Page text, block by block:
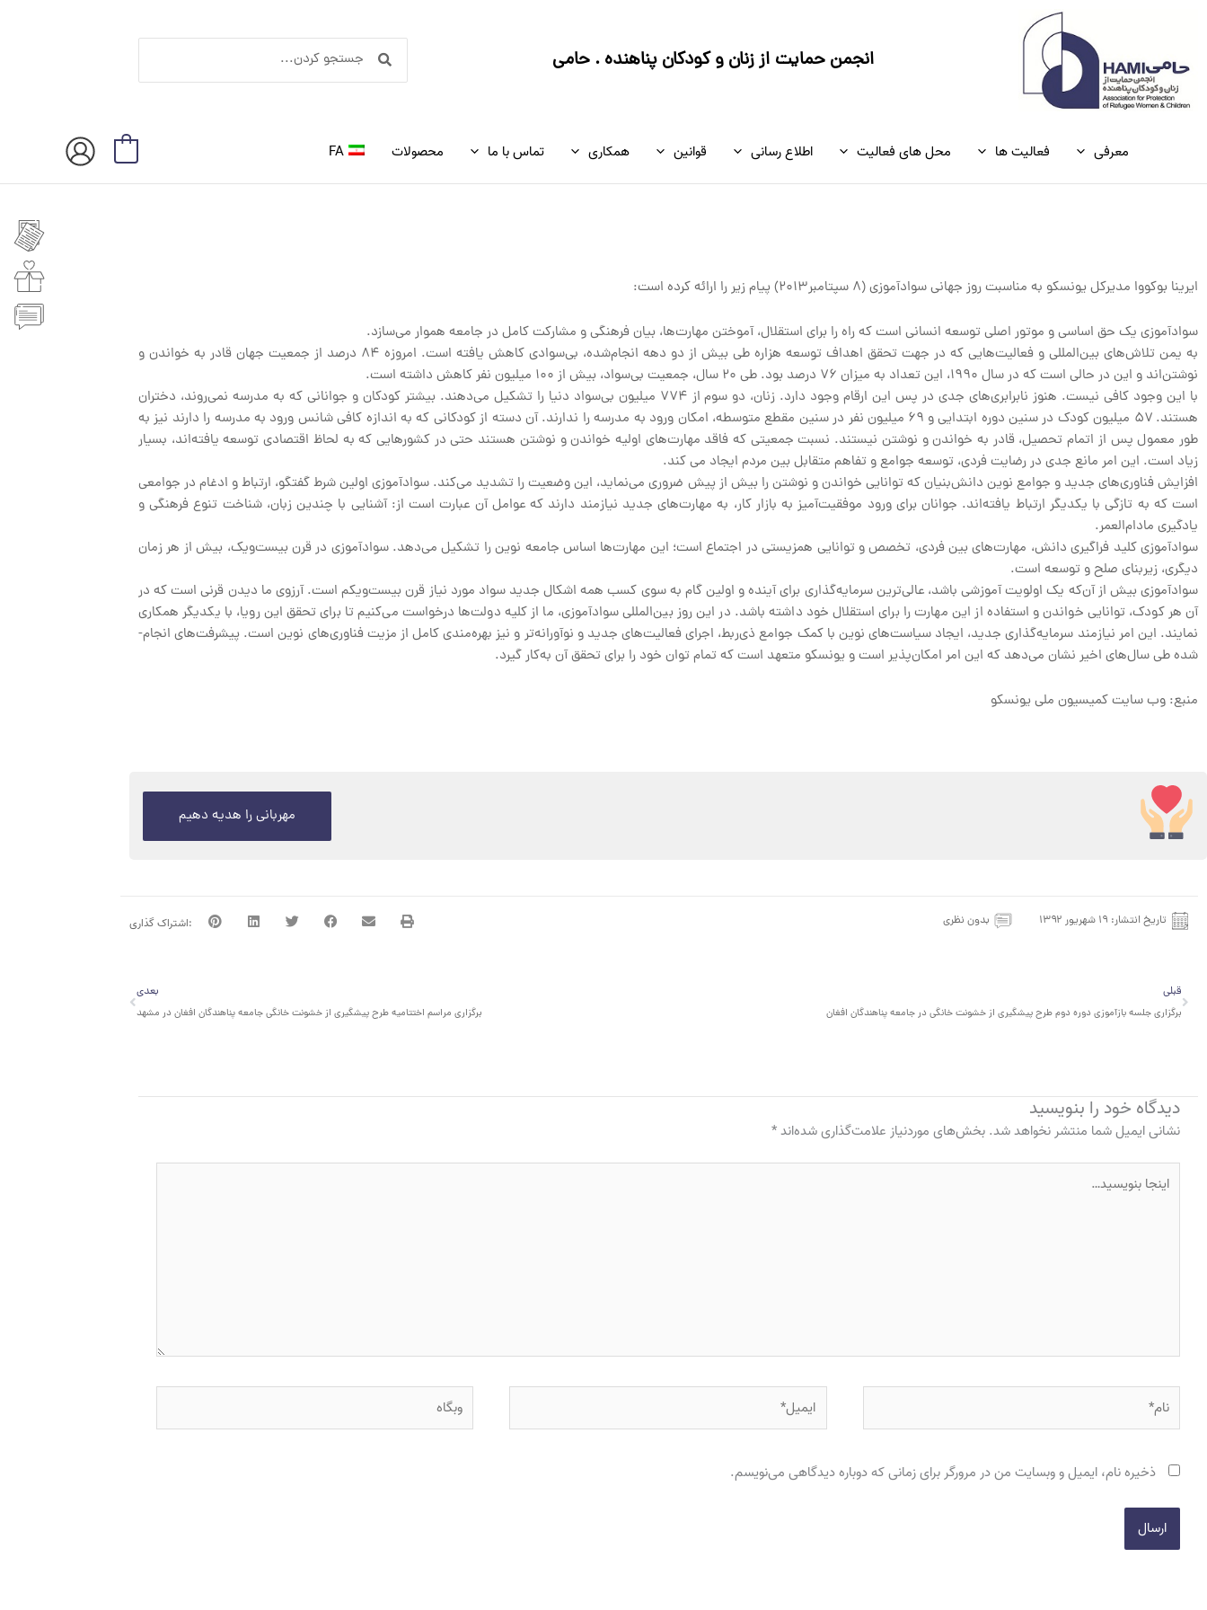
انجمن حمایت از زنان و کودکان پناهنده . حامی
جستجو
کردنکردن
معرفی فعالیت ها محل های فعالیت اطلاع رسانی قوانین همکاری تماس با ما محصولات FA
ایرینا بوکووا مدیرکل یونسکو به مناسبت روز جهانی سوادآموزی (۸ سپتامبر۲۰۱۳) پیام زیر را ارائه کرده است:
سوادآموزی یک حق اساسی و موتور اصلی توسعه انسانی است که راه را برای استقلال، آموختن مهارت‌ها، بیان فرهنگی و مشارکت کامل در جامعه هموار می‌سازد.
به یمن تلاش‌های بین‌المللی و فعالیت‌هایی که در جهت تحقق اهداف توسعه هزاره طی بیش از دو دهه انجام‌شده، بی‌سوادی کاهش یافته است. امروزه ۸۴ درصد از جمعیت جهان قادر به خواندن و
نوشتن‌اند و این در حالی است که در سال ۱۹۹۰، این تعداد به میزان ۷۶ درصد بود. طی ۲۰ سال، جمعیت بی‌سواد، بیش از ۱۰۰ میلیون نفر کاهش داشته است.
با این وجود کافی نیست. هنوز نابرابری‌های جدی در پس این ارقام وجود دارد. زنان، دو سوم از ۷۷۴ میلیون بی‌سواد دنیا را تشکیل می‌دهند. بیشتر کودکان و جوانانی که به مدرسه نمی‌روند، دختران
هستند. ۵۷ میلیون کودک در سنین دوره ابتدایی و ۶۹ میلیون نفر در سنین مقطع متوسطه، امکان ورود به مدرسه را ندارند. آن دسته از کودکانی که به اندازه کافی شانس ورود به مدرسه را دارند نیز به
طور معمول پس از اتمام تحصیل، قادر به خواندن و نوشتن نیستند. نسبت جمعیتی که فاقد مهارت‌های اولیه خواندن و نوشتن هستند حتی در کشورهایی که به لحاظ اقتصادی توسعه یافته‌اند، بسیار
زیاد است. این امر مانع جدی در رضایت فردی، توسعه جوامع و تفاهم متقابل بین مردم ایجاد می کند.
افزایش فناوری‌های جدید و جوامع نوین دانش‌بنیان که توانایی خواندن و نوشتن را بیش از پیش ضروری می‌نماید، این وضعیت را تشدید می‌کند. سوادآموزی اولین شرط گفتگو، ارتباط و ادغام در جوامعی
است که به تازگی با یکدیگر ارتباط یافته‌اند. جوانان برای ورود موفقیت‌آمیز به بازار کار، به مهارت‌های جدید نیازمند دارند که عوامل آن عبارت است از: آشنایی با چندین زبان، شناخت تنوع فرهنگی و
یادگیری مادام‌العمر.
سوادآموزی کلید فراگیری دانش، مهارت‌های بین فردی، تخصص و توانایی همزیستی در اجتماع است؛ این مهارت‌ها اساس جامعه نوین را تشکیل می‌دهد. سوادآموزی در قرن بیست‌ویک، بیش از هر زمان
دیگری، زیربنای صلح و توسعه است.
سوادآموزی بیش از آن‌که یک اولویت آموزشی باشد، عالی‌ترین سرمایه‌گذاری برای آینده و اولین گام به سوی کسب همه اشکال جدید سواد مورد نیاز قرن بیست‌ویکم است. آرزوی ما دیدن قرنی است که در
آن هر کودک، توانایی خواندن و استفاده از این مهارت را برای استقلال خود داشته باشد. در این روز بین‌المللی سوادآموزی، ما از کلیه دولت‌ها درخواست می‌کنیم تا برای تحقق این رویا، با یکدیگر همکاری
نمایند. این امر نیازمند سرمایه‌گذاری جدید، ایجاد سیاست‌های نوین با کمک جوامع ذی‌ربط، اجرای فعالیت‌های جدید و نوآورانه‌تر و نیز بهره‌مندی کامل از مزیت فناوری‌های نوین است. پیشرفت‌های انجام-
شده طی سال‌های اخیر نشان می‌دهد که این امر امکان‌پذیر است و یونسکو متعهد است که تمام توان خود را برای تحقق آن به‌کار گیرد.
منبع: وب سایت کمیسیون ملی یونسکو
مهربانی را هدیه دهیم
تاریخ انتشار: ۱۹ شهریور ۱۳۹۲ بدون نظری
قبلی
قبلی
برگزاری جلسه بازآموزی دوره دوم طرح پیشگیری از خشونت خانگی در جامعه پناهندگان افغان
بعدی
برگزاری مراسم اختتامیه طرح پیشگیری از خشونت خانگی جامعه پناهندگان افغان در مشهد
دیدگاه‌ خود را بنویسید
نشانی ایمیل شما منتشر نخواهد شد. بخش‌های موردنیاز علامت‌گذاری شده‌اند*
بنویسید…
وبگاه
ذخیره نام، ایمیل و وبسایت من در مرورگر برای زمانی که دوباره دیدگاهی می‌نویسم.